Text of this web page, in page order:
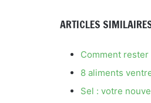
ARTICLES
Comment
8 aliments
Sel : votre